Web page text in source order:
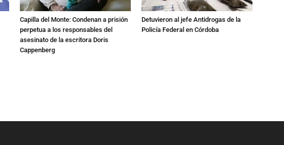
Capilla del Monte: Condenan a prisión
perpetua a los responsables del
asesinato de la escritora Doris
Cappenberg
Detuvieron al jefe Antidrogas de la
Policía Federal en Córdoba